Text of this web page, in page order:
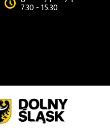
7.30 - 15.30